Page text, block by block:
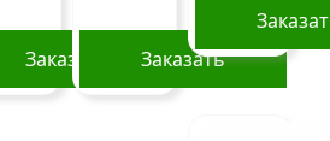
Заказать Заказать